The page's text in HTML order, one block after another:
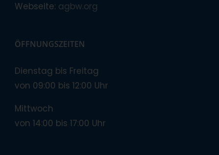
Webseite: agbw.org
ÖFFNUNGSZEITEN
Dienstag bis Freitag
von 09:00 bis 12:00 Uhr
Mittwoch
von 14:00 bis 17:00 Uhr